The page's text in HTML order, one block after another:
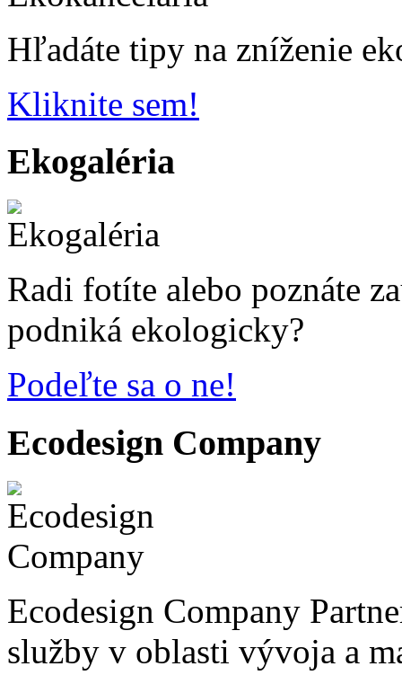
Hľadáte tipy na zníženie
Kliknite sem!
Ekogaléria
Radi fotíte alebo poznáte
podniká ekologicky?
Podeľte sa o ne!
Ecodesign Company
Ecodesign Company
služby v oblasti vývoja a